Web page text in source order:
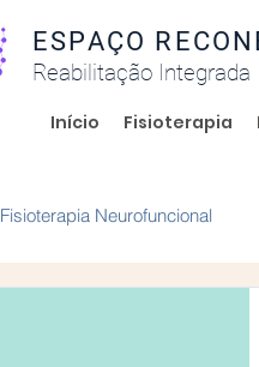
ESPAÇO
Reabilitação Integrada
Início Fisioterapia
Fisioterapia Neurofuncional